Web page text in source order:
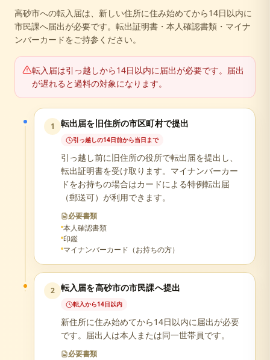
高砂市への転入届は、新しい住所に住み始めてから14日以内に
市民課へ届出が必要です。転出証明書・本人確認書類・マイナ
ンバーカードをご持参ください。
転入届は引っ越しから14日以内に届出が必要です。届出
が遅れると過料の対象になります。
1 転出届を旧住所の市区町村で提出
引っ越しの14日前から当日まで
引っ越し前に旧住所の役所で転出届を提出し、
転出証明書を受け取ります。マイナンバーカー
ドをお持ちの場合はカードによる特例転出届
（郵送可）が利用できます。
必要書類
本人確認書類
印鑑
マイナンバーカード（お持ちの方）
2 転入届を高砂市の市民課へ提出
転入から14日以内
新住所に住み始めてから14日以内に届出が必要
です。届出人は本人または同一世帯員です。
必要書類